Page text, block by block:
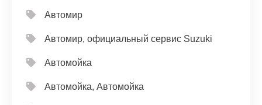
Автомир
Автомир, официальный сервис Suzuki
Автомойка
Автомойка, Автомойка